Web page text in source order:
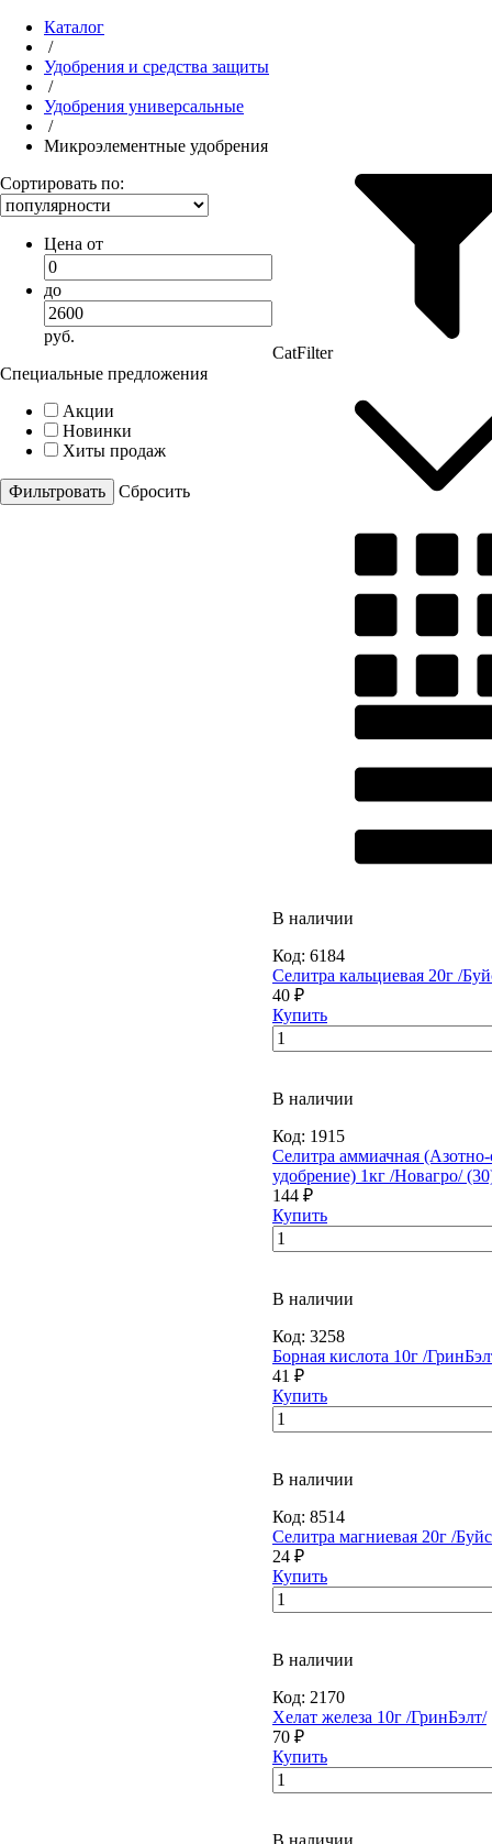
Каталог
/
Удобрения и средства защиты
/
Удобрения универсальные
/
Микроэлементные удобрения
Сортировать по:
Цена от
до
руб.
Специальные предложения
Акции
Новинки
Хиты продаж
Cбросить
CatFilter
В наличии
Код: 6184
Селитра кальциевая 20г /
40 ₽
Купить
В наличии
Код: 1915
Селитра аммиачная (Азотно-
удобрение) 1кг /Новагро/
144 ₽
Купить
В наличии
Код: 3258
Борная кислота 10г /
41 ₽
Купить
В наличии
Код: 8514
Селитра магниевая 20г /
24 ₽
Купить
В наличии
Код: 2170
Хелат железа 10г /ГринБэлт/
70 ₽
Купить
В наличии